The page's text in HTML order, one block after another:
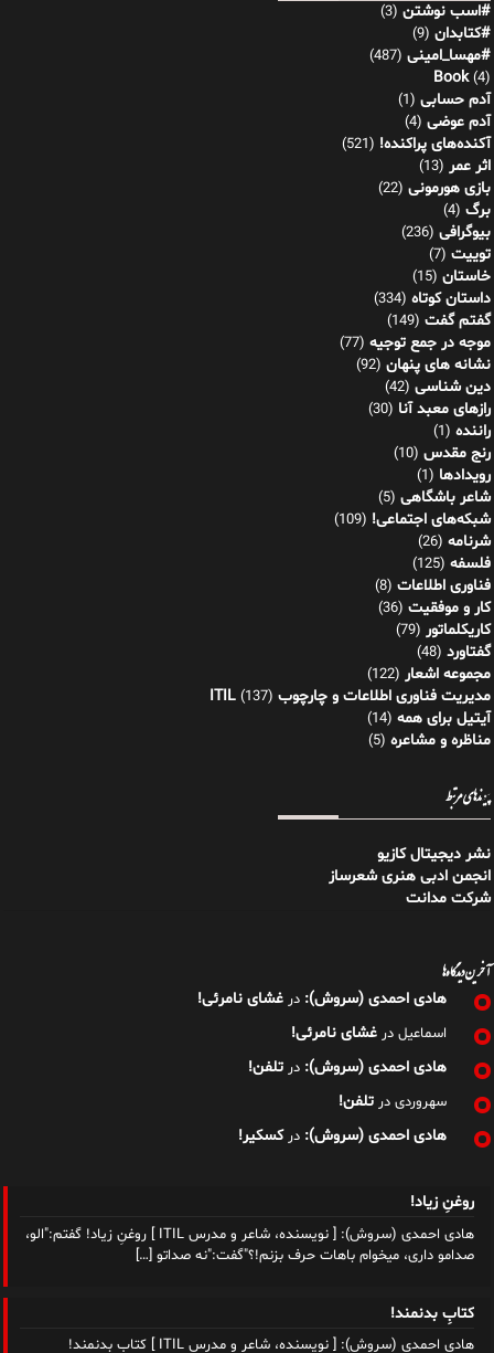
#اسب نوشتن (3)
#کتابدان (9)
#مهسا_امینی (487)
Book(4)
آدم حسابی (1)
آدم عوضی (4)
آکنده‌های پراکنده! (521)
اثر عمر (13)
بازی هورمونی (22)
برگ (4)
بیوگرافی (236)
توییت (7)
خاستان (15)
داستان کوتاه (334)
گفتم گفت (149)
موجه در جمع توجیه (77)
نشانه های پنهان (92)
دین شناسی (42)
رازهای معبد آنا (30)
راننده (1)
رنج مقدس (10)
رویدادها (1)
شاعر باشگاهی (5)
شبکه‌های اجتماعی! (109)
شرنامه (26)
فلسفه (125)
فناوری اطلاعات (8)
کار و موفقیت (36)
کاریکلماتور (79)
گفتاورد (48)
مجموعه اشعار (122)
مدیریت فناوری اطلاعات و چارچوب ITIL (137)
آیتیل برای همه (14)
مناظره و مشاعره (5)
پیوندهای مرتبط
نشر دیجیتال کازیو
انجمن ادبی هنری شعرساز
شرکت مدانت
آخرین دیدگاه‌ها
هادی احمدی (سروش): در غشای نامرئی!
اسماعیل در غشای نامرئی!
هادی احمدی (سروش): در تلفن!
سهروردی در تلفن!
هادی احمدی (سروش): درکسکیر!
روغنِ زیاد!
هادی احمدی (سروش): [ نویسنده، شاعر و مدرس ITIL ] روغنِ زیاد! گفتم:"الو،
صدامو داری، میخوام باهات حرف بزنم!؟"گفت:"نه صداتو […]
کتابِ بدنمند!
هادی احمدی (سروش): [ نویسنده، شاعر و مدرس ITIL ] کتابِ بدنمند!